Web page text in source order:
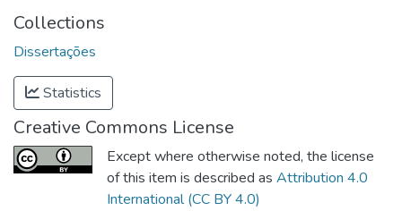
Collections
Dissertações
Statistics
Creative Commons License
Except where otherwise noted, the license
of this item is described as Attribution 4.0
International (CC BY 4.0)